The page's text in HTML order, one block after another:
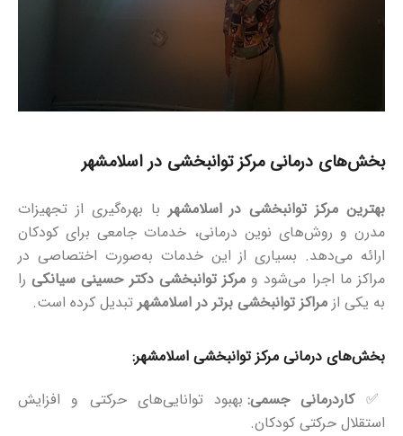
بخش‌های درمانی مرکز توانبخشی در اسلامشهر
بهترین مرکز توانبخشی در اسلامشهر با بهره‌گیری از تجهیزات
مدرن و روش‌های نوین درمانی، خدمات جامعی برای کودکان
ارائه می‌دهد. بسیاری از این خدمات به‌صورت اختصاصی در
مراکز ما اجرا می‌شود و مرکز توانبخشی دکتر حسینی سیانکیرا
به یکی از مراکز توانبخشی برتر در اسلامشهر تبدیل کرده است.
بخش‌های درمانی مرکز توانبخشی اسلامشهر:
✅کاردرمانی جسمی:بهبود توانایی‌های حرکتی و افزایش
استقلال حرکتی کودکان.